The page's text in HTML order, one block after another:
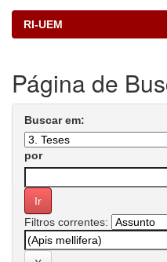
RI-UEM
Página de
Buscar em:
por
Filtros correntes: